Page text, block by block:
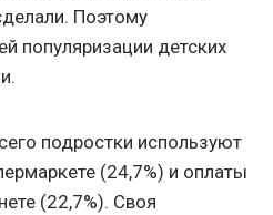
Поэтому
популяризации детских
подростки используют
(24,7%) и оплаты
(22,7%). Своя